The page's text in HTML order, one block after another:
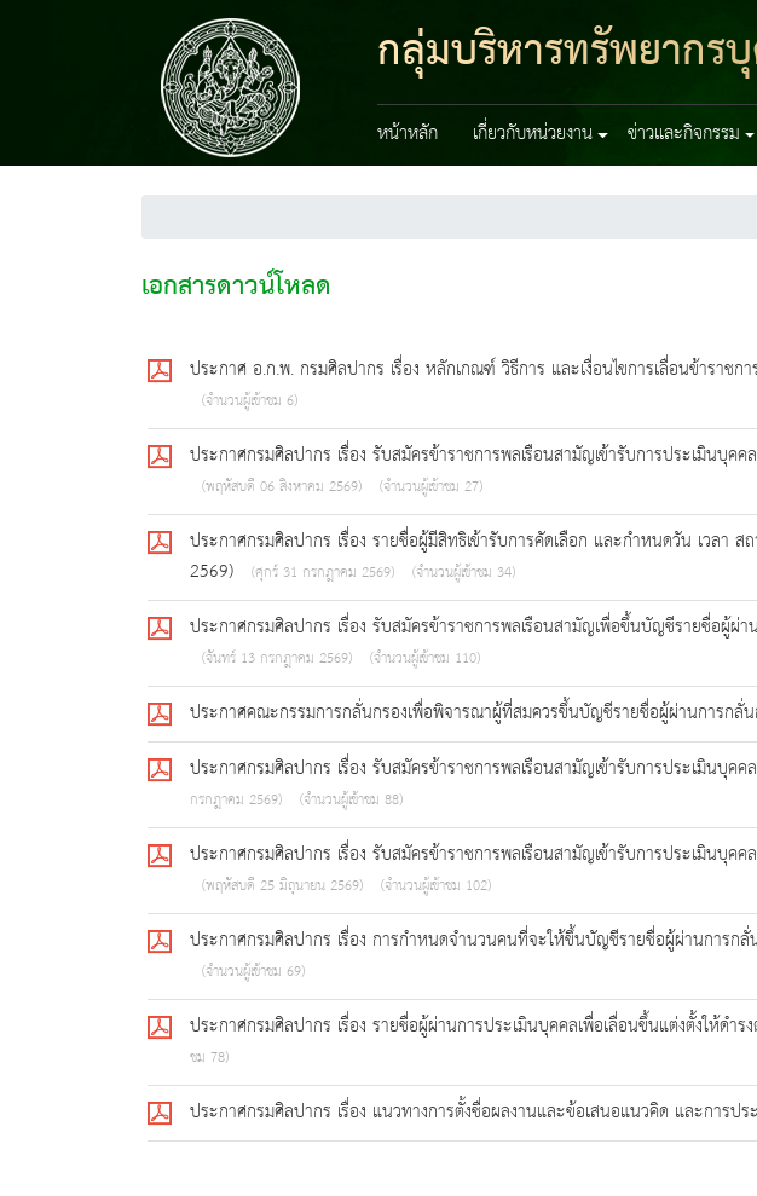
กลุ่มบริหารทรัพยากร
หน้าหลัก เกี่ยวกับหน่วยงาน ข่าวและกิจกรรม
เอกสารดาวน์โหลด
ประกาศ อ.ก.พ. กรมศิลปากร เรื่อง หลักเกณฑ์ วิธีการ และเงื่อนไขการเลื่อนข้าราช
(จำนวนผู้เข้าชม 6)
ประกาศกรมศิลปากร เรื่อง รับสมัครข้าราชการพลเรือนสามัญเข้ารับการประเมินบุ
(พฤหัสบดี 06 สิงหาคม 2569) (จำนวนผู้เข้าชม 27)
ประกาศกรมศิลปากร เรื่อง รายชื่อผู้มีสิทธิเข้ารับการคัดเลือก และกำหนดวัน เวลา
2569)
(ศุกร์ 31 กรกฎาคม 2569) (จำนวนผู้เข้าชม 34)
ประกาศกรมศิลปากร เรื่อง รับสมัครข้าราชการพลเรือนสามัญเพื่อขึ้นบัญชีรายชื่อผู้
(จันทร์ 13 กรกฎาคม 2569) (จำนวนผู้เข้าชม 110)
ประกาศคณะกรรมการกลั่นกรองเพื่อพิจารณาผู้ที่สมควรขึ้นบัญชีรายชื่อผู้ผ่านการกลั่
ประกาศกรมศิลปากร เรื่อง รับสมัครข้าราชการพลเรือนสามัญเข้ารับการประเมินบุ
กรกฎาคม 2569)
(จำนวนผู้เข้าชม 88)
ประกาศกรมศิลปากร เรื่อง รับสมัครข้าราชการพลเรือนสามัญเข้ารับการประเมินบุ
(พฤหัสบดี 25 มิถุนายน 2569) (จำนวนผู้เข้าชม 102)
ประกาศกรมศิลปากร เรื่อง การกำหนดจำนวนคนที่จะให้ขึ้นบัญชีรายชื่อผู้ผ่านการก
(จำนวนผู้เข้าชม 69)
ประกาศกรมศิลปากร เรื่อง รายชื่อผู้ผ่านการประเมินบุคคลเพื่อเลื่อนขึ้นแต่งตั้งให้
ชม 78)
ประกาศกรมศิลปากร เรื่อง แนวทางการตั้งชื่อผลงานและข้อเสนอแนวคิด และการป